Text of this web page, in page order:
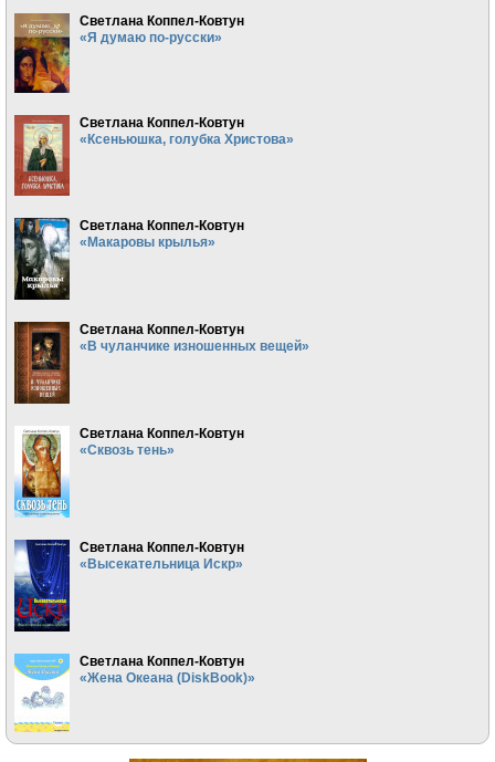
Светлана Коппел-Ковтун
«Я думаю по-русски»
Светлана Коппел-Ковтун
«Ксеньюшка, голубка Христова»
Светлана Коппел-Ковтун
«Макаровы крылья»
Светлана Коппел-Ковтун
«В чуланчике изношенных вещей»
Светлана Коппел-Ковтун
«Сквозь тень»
Светлана Коппел-Ковтун
«Высекательница Искр»
Светлана Коппел-Ковтун
«Жена Океана (DiskBook)»